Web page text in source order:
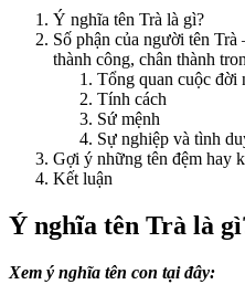
Ý nghĩa tên Trà là gì?
Số phận của người tên
thành công, chân thành
Tổng quan cuộc đời
Tính cách
Sứ mệnh
Sự nghiệp và tình
Gợi ý những tên đệm hay
Kết luận
Ý nghĩa tên Trà là
Xem ý nghĩa tên con tại đây: